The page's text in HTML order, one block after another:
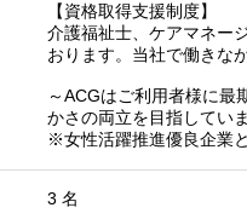
【資格取得支援制度】
介護福祉士、ケアマネー
おります。当社で働きな
～ACGはご利用者様に最
かさの両立を目指してい
※女性活躍推進優良企業
3 名